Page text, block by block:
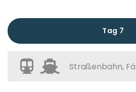
Tag 7
Straßenbahn,